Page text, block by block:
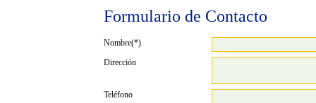
Formulario de Contacto
Nombre(*)
Dirección
Teléfono